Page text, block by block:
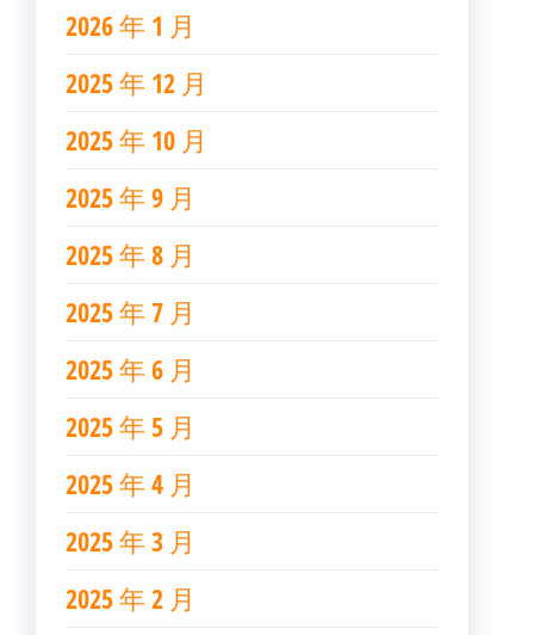
2026 年 1 月
2025 年 12 月
2025 年 10 月
2025 年 9 月
2025 年 8 月
2025 年 7 月
2025 年 6 月
2025 年 5 月
2025 年 4 月
2025 年 3 月
2025 年 2 月